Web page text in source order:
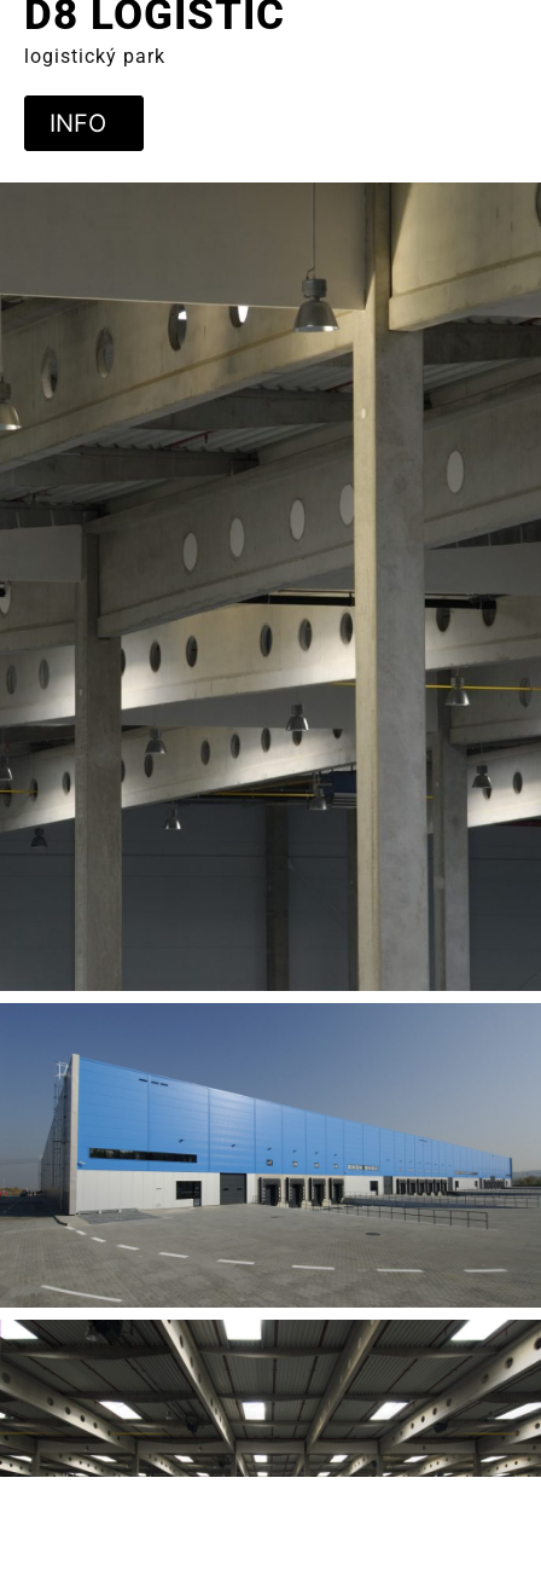
D8 LOGISTIC
logistický park
INFO